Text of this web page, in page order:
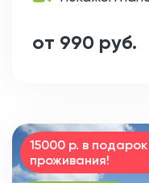
от 990 руб.
15000 р. в
проживания!